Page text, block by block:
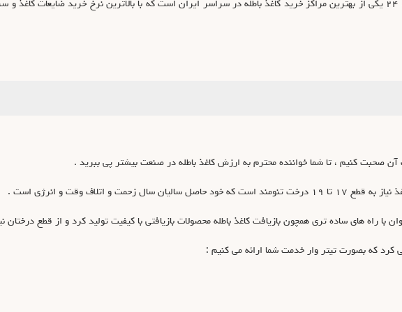
یا بهتر است بگوییم مجموعه کاغذ ۲۴ یکی از بهترین مراکز خرید کاغذ باطله در سراسر ایران است که با بالاترین نرخ خرید
صحبت کنیم ، تا شما خواننده محترم به ارزش کاغذ باطله در صنعت بیشتر پی ببرید .
و اتلاف وقت و انرژی است .
با راه های ساده تری همچون بازیافت کاغذ باطله محصولات بازیافتی با کیفیت تولید کرد و از قطع درختان
کرد که بصورت تیتر وار خدمت شما ارائه می کنیم :